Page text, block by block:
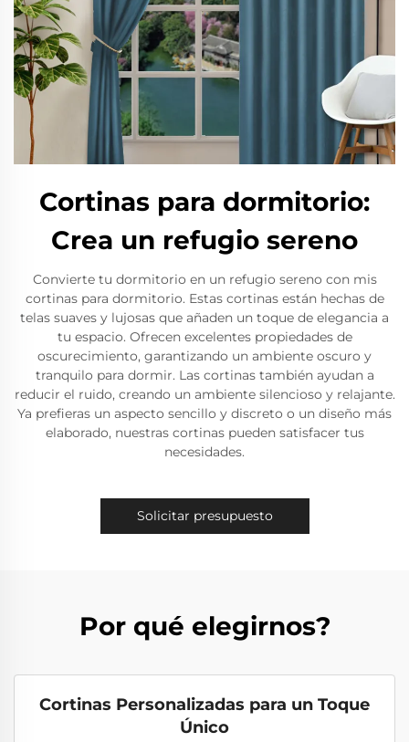
Cortinas para dormitorio:
Crea un refugio sereno
Convierte tu dormitorio en un refugio sereno con mis
cortinas para dormitorio. Estas cortinas están hechas de
telas suaves y lujosas que añaden un toque de elegancia a
tu espacio. Ofrecen excelentes propiedades de
oscurecimiento, garantizando un ambiente oscuro y
tranquilo para dormir. Las cortinas también ayudan a
reducir el ruido, creando un ambiente silencioso y relajante.
Ya prefieras un aspecto sencillo y discreto o un diseño más
elaborado, nuestras cortinas pueden satisfacer tus
necesidades.
Solicitar presupuesto
Por qué elegirnos?
Cortinas Personalizadas para un Toque
Único